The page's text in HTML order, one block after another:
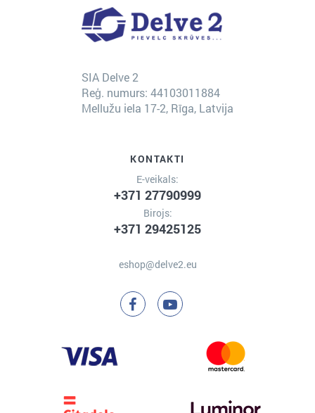
SIA Delve 2
Reģ. numurs: 44103011884
Mellužu iela 17-2, Rīga, Latvija
KONTAKTI
E-veikals:
+371 27790999
Birojs:
+371 29425125
eshop@delve2.eu